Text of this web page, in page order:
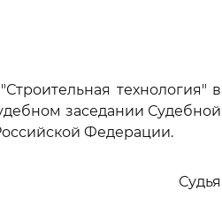
технология" в
заседании Судебной
Федерации.
Судья